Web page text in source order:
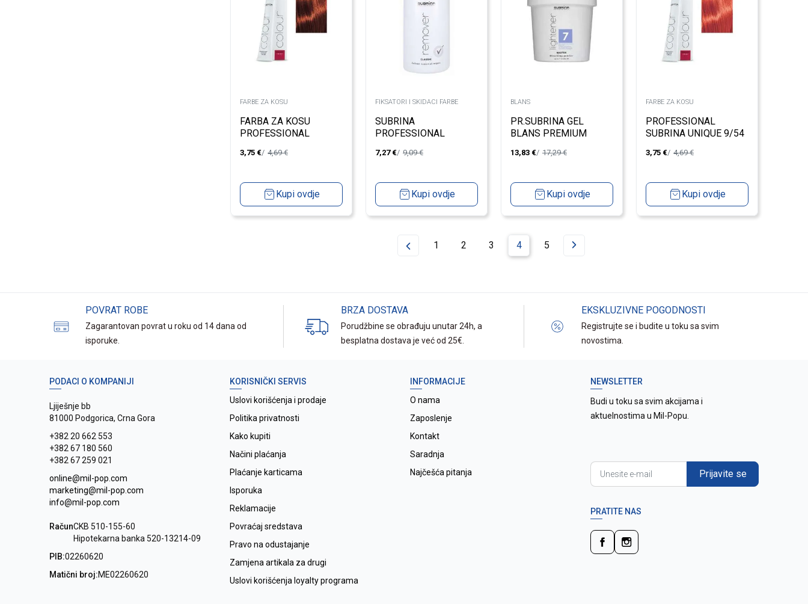
FARBE ZA KOSU
FARBA ZA KOSU
PROFESSIONAL
BLOND 100ML
3,75 € 4,69€
Kupi ovdje
FIKSATORI I SKIDACI FARBE
SUBRINA
PROFESSIONAL
REMOVAL 100/1
7,27 € 9,09€
Kupi ovdje
BLANS
PR.SUBRINA GEL
BLANS PREMIUM
13,83 € 17,29€
Kupi ovdje
FARBE ZA KOSU
PROFESSIONAL
SUBRINA UNIQUE 9/54
RED GOLD 100ML
3,75 € 4,69€
Kupi ovdje
1 2 3 4 5
POVRAT ROBE
Zagarantovan povrat u roku od 14 dana od
isporuke.
BRZA DOSTAVA
Porudžbine se obrađuju unutar 24h, a
besplatna dostava je već od 25€.
EKSKLUZIVNE POGODNOSTI
Registrujte se i budite u toku sa svim
novostima.
PODACI O KOMPANIJI
Ljiješnje bb
81000 Podgorica, Crna Gora
+382 20 662 553
+382 67 180 560
+382 67 259 021
online@mil-pop.com
marketing@mil-pop.com
info@mil-pop.com
RačunCKB 510-155-60
Hipotekarna banka 520-13214-09
PIB:02260620
Matični broj:ME02260620
KORISNIČKI SERVIS
Uslovi korišćenja i prodaje
Politika privatnosti
Kako kupiti
Načini plaćanja
Plaćanje karticama
Isporuka
Reklamacije
Povraćaj sredstava
Pravo na odustajanje
Zamjena artikala za drugi
Uslovi korišćenja loyalty programa
INFORMACIJE
O nama
Zaposlenje
Kontakt
Saradnja
Najčešća pitanja
NEWSLETTER
Budi u toku sa svim akcijama i
aktuelnostima u Mil-Popu.
Prijavite se
PRATITE NAS